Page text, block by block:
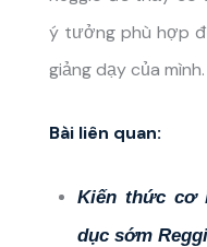
ý tưởng phù hợp
giảng dạy của mình.
Bài liên quan:
Kiến thức cơ
dục sớm